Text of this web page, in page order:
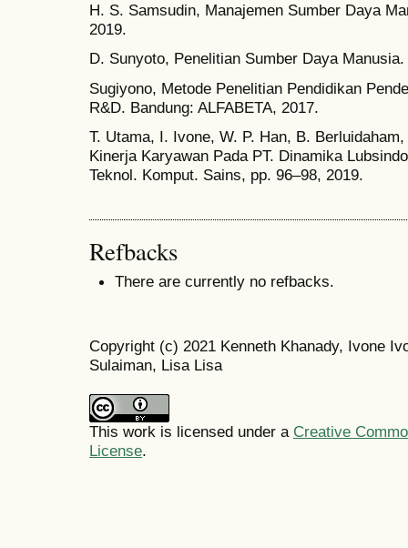
H. S. Samsudin, Manajemen Sumber Daya
2019.
D. Sunyoto, Penelitian Sumber Daya
Sugiyono, Metode Penelitian Pendidikan
R&D. Bandung: ALFABETA, 2017.
T. Utama, I. Ivone, W. P. Han, B.
Kinerja Karyawan Pada PT. Dinamika
Teknol. Komput. Sains, pp. 96–98, 2019.
Refbacks
There are currently no refbacks.
Copyright (c) 2021 Kenneth Khanady, Ivone
Sulaiman, Lisa Lisa
This work is licensed under a Creative
License.